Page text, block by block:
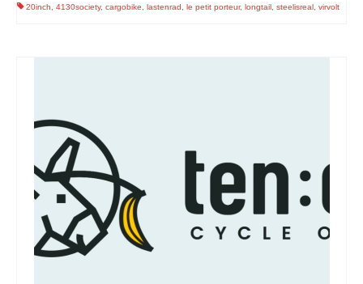
20inch 4130society, cargobike lastenrad le petit porteur, longtail steelisreal virvolt